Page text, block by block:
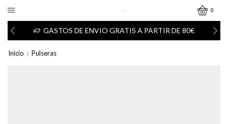
0
GASTOS DE ENVIO GRATIS A PARTIR DE 80€
Inicio Pulseras